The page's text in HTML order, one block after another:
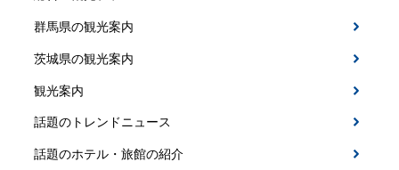
群馬県の観光案内
茨城県の観光案内
観光案内
話題のトレンドニュース
話題のホテル・旅館の紹介